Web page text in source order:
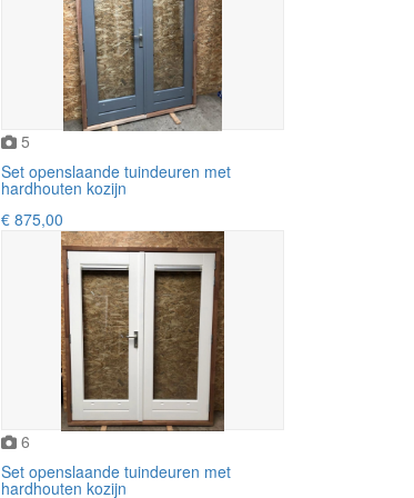
5
Set openslaande tuindeuren met
hardhouten kozijn
€ 875,00
6
Set openslaande tuindeuren met
hardhouten kozijn